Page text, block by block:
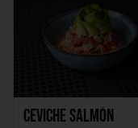
Ceviche Salmón